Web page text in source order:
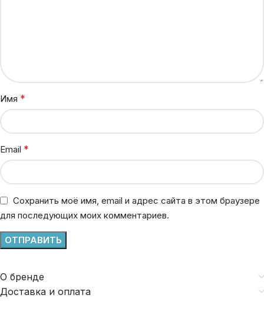
Имя *
Email *
Сохранить моё имя, email и адрес сайта в этом браузере
для последующих моих комментариев.
О бренде
Доставка и оплата